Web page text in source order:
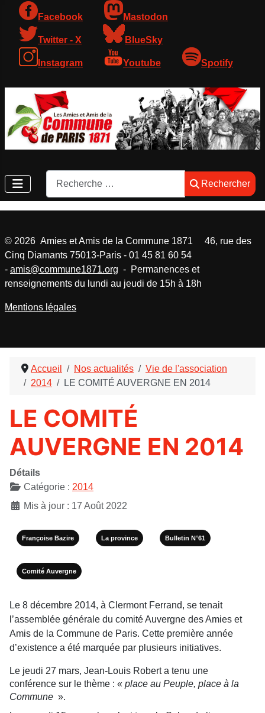
Facebook Mastodon
Twitter - X BlueSky
Instagram Youtube Spotify
Rechercher
Rechercher
Accueil Nos actualités
Vie de l'association
2014
LE COMITÉ AUVERGNE EN 2014
LE COMITÉ
AUVERGNE EN 2014
Détails
Catégorie : 2014
Mis à jour : 17 Août 2022
Françoise Bazire La province Bulletin N°61
Comité Auvergne
Le 8 décembre 2014, à Clermont Ferrand, se tenait
l’assemblée générale du comité Auvergne des Amies et
Amis de la Commune de Paris. Cette première année
d’existence a été marquée par plusieurs initiatives.
Le jeudi 27 mars, Jean-Louis Robert a tenu une
conférence sur le thème : « place au Peuple, place à la
Commune ».
© 2026 Amies et Amis de la Commune 1871 46, rue des
Cinq Diamants 75013-Paris - 01 45 81 60 54
- amis@commune1871.org - Permanences et
renseignements du lundi au jeudi de 15h à 18h
Mentions légales